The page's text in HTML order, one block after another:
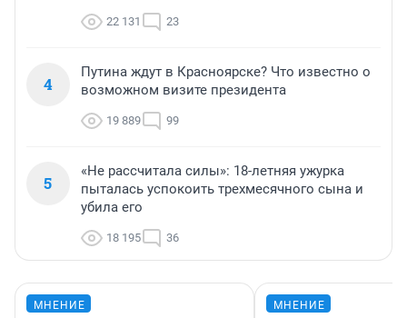
22 131 23
4
Путина ждут в Красноярске? Что известно о
возможном визите президента
19 889 99
5
«Не рассчитала силы»: 18-летняя ужурка
пыталась успокоить трехмесячного сына и
убила его
18 195 36
МНЕНИЕ МНЕНИЕ